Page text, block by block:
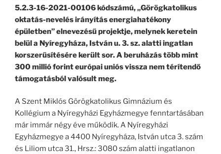
5.2.3-16-2021-00106 kódszámú, „Görögkatolikus
oktatás-nevelés irányítás energiahatékony
épületben” elnevezésű projektje, melynek keretein
belül a Nyíregyháza, István u. 3. sz. alatti ingatlan
korszerűsítésére került sor. A beruházás több mint
300 millió forint európai uniós vissza nem térítendő
támogatásból valósult meg.
A Szent Miklós Görögkatolikus Gimnázium és
Kollégium a Nyíregyházi Egyházmegye fenntartásában
már immár négy éve működik. A Nyíregyházi
Egyházmegye a 4400 Nyíregyháza, István utca 3. szám
és Liliom utca 31., Hrsz.: 3080 szám alatti ingatlanon